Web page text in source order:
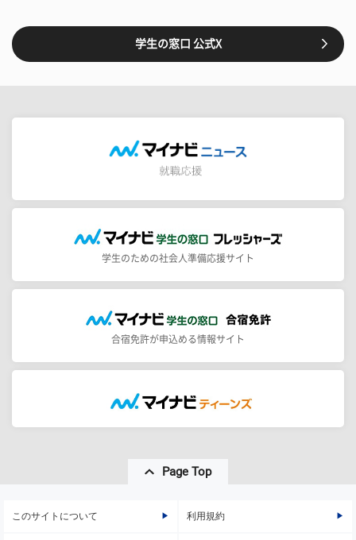
学生の窓口 公式X
学生のための社会人準備応援サイト
合宿免許が申込める情報サイト
Page Top
このサイトについて 利用規約